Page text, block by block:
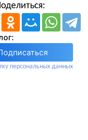
персональных данных